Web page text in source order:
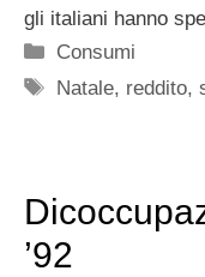
gli italiani hanno
Categorie
Consumi
Tag
Natale, reddito,
’92